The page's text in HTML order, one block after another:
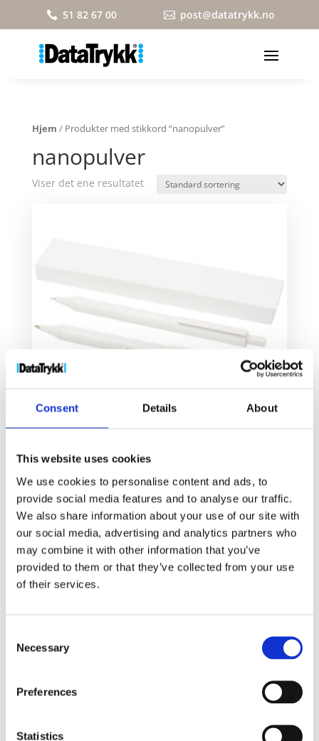
Consent Details About
This website uses cookies
We use cookies to personalise content and ads, to
provide social media features and to analyse our traffic.
We also share information about your use of our site with
our social media, advertising and analytics partners who
may combine it with other information that you’ve
provided to them or that they’ve collected from your use
of their services.
Selection
Necessary
Preferences
Statistics
 51 82 67 00  post@datatrykk.no
Hjem / Produkter med stikkord “nanopulver”
nanopulver
Viser det ene resultatet
Salus antibakterielt pennsett
19 kr
Velg alternativ